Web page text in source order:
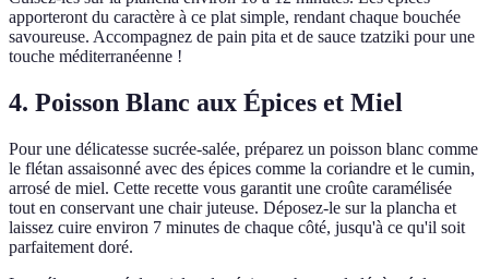
apporteront du caractère à ce plat simple, rendant chaque bouchée
savoureuse. Accompagnez de pain pita et de sauce tzatziki pour une
touche méditerranéenne !
4. Poisson Blanc aux Épices et Miel
Pour une délicatesse sucrée-salée, préparez un poisson blanc comme
le flétan assaisonné avec des épices comme la coriandre et le cumin,
arrosé de miel. Cette recette vous garantit une croûte caramélisée
tout en conservant une chair juteuse. Déposez-le sur la plancha et
laissez cuire environ 7 minutes de chaque côté, jusqu'à ce qu'il soit
parfaitement doré.